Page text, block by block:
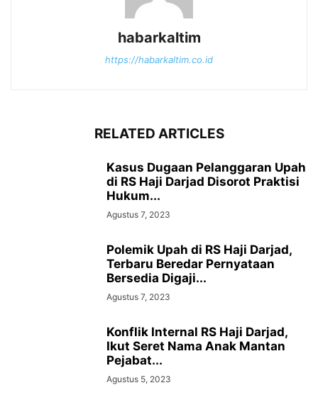
habarkaltim
https://habarkaltim.co.id
RELATED ARTICLES
Kasus Dugaan Pelanggaran Upah
di RS Haji Darjad Disorot Praktisi
Hukum...
Agustus 7, 2023
Polemik Upah di RS Haji Darjad,
Terbaru Beredar Pernyataan
Bersedia Digaji...
Agustus 7, 2023
Konflik Internal RS Haji Darjad,
Ikut Seret Nama Anak Mantan
Pejabat...
Agustus 5, 2023